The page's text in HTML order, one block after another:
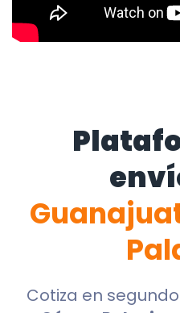
Cotiza en